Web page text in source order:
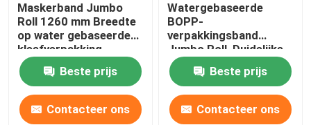
Nieuws
Gevallen
BOPP-verpakkingsband
Maskerband Jumbo
Roll 1260 mm Breedte
op water gebaseerde
kleefverpakking
Beste prijs
Contacteer ons
Watergebaseerde
BOPP-
verpakkingsband
Jumbo Roll, Duidelijke
Jumbo Roll Kleefband
Beste prijs
Contacteer ons